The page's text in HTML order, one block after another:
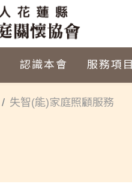
認識本會 服務項目
失智(能)家庭照顧服務